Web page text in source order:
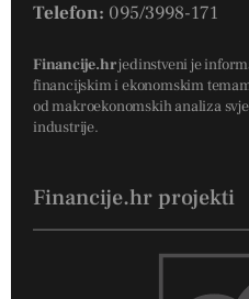
Telefon: 095/3998-171
Financije.hrjedinstveni je
financijskim i ekonomskim
od makroekonomskih analiza
industrije.
Financije.hr projekti